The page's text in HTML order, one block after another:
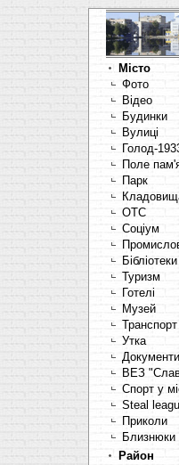
Місто
Фото
Відео
Будинки
Вулиці
Голод-
Поле
Парк
OTC
Соціум
Бібліотеки
Туризм
Готелі
Музей
Транспорт
Утка
Документи
ВЕЗ
Спорт у
Steal
Приколи
Близнюки
Район